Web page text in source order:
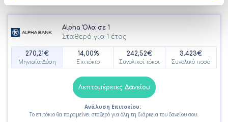
Alpha Όλα σε 1
Σταθερό για 1 έτος
270,21€
Μηνιαία Δόση
14,00%
Επιτόκιο
242,52€
Συνολικοί τόκοι
3.423€
Συνολικό ποσό
Λεπτομέρειες Δανείου
Ανάλυση Επιτοκίου:
Το επιτόκιο θα παραμείνει σταθερό για όλη τη διάρκεια του δανείου σου.